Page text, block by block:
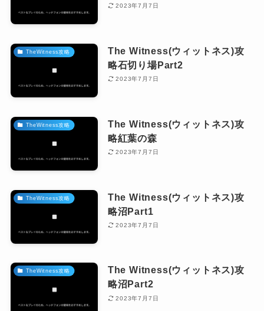
2023年7月7日
TheWitness攻略
The Witness(ウィットネス)攻
略石切り場Part2
2023年7月7日
TheWitness攻略
The Witness(ウィットネス)攻
略紅葉の森
2023年7月7日
TheWitness攻略
The Witness(ウィットネス)攻
略沼Part1
2023年7月7日
TheWitness攻略
The Witness(ウィットネス)攻
略沼Part2
2023年7月7日